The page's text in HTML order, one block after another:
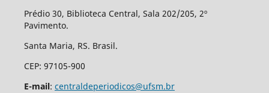
Prédio 30, Biblioteca Central, Sala 202/205, 2º
Pavimento.
Santa Maria, RS. Brasil.
CEP: 97105-900
E-mail: centraldeperiodicos@ufsm.br